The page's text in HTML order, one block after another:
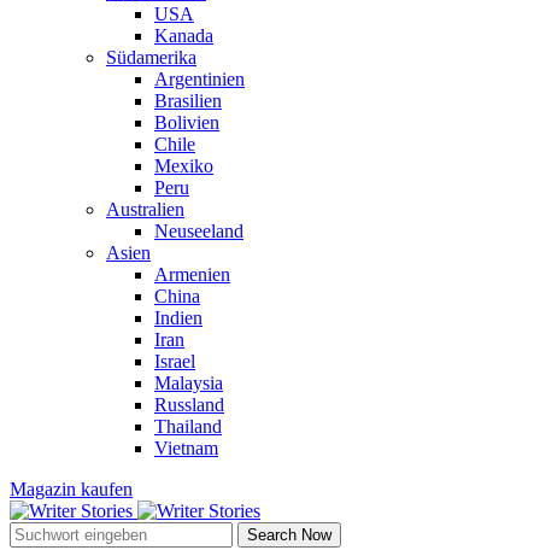
USA
Kanada
Südamerika
Argentinien
Brasilien
Bolivien
Chile
Mexiko
Peru
Australien
Neuseeland
Asien
Armenien
China
Indien
Iran
Israel
Malaysia
Russland
Thailand
Vietnam
Magazin kaufen
Search Now